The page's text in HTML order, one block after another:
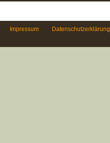
Impressum Datenschutzerklärung